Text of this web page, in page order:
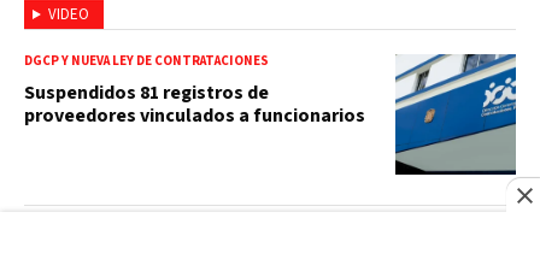
VIDEO
DGCP Y NUEVA LEY DE CONTRATACIONES
Suspendidos 81 registros de
proveedores vinculados a funcionarios